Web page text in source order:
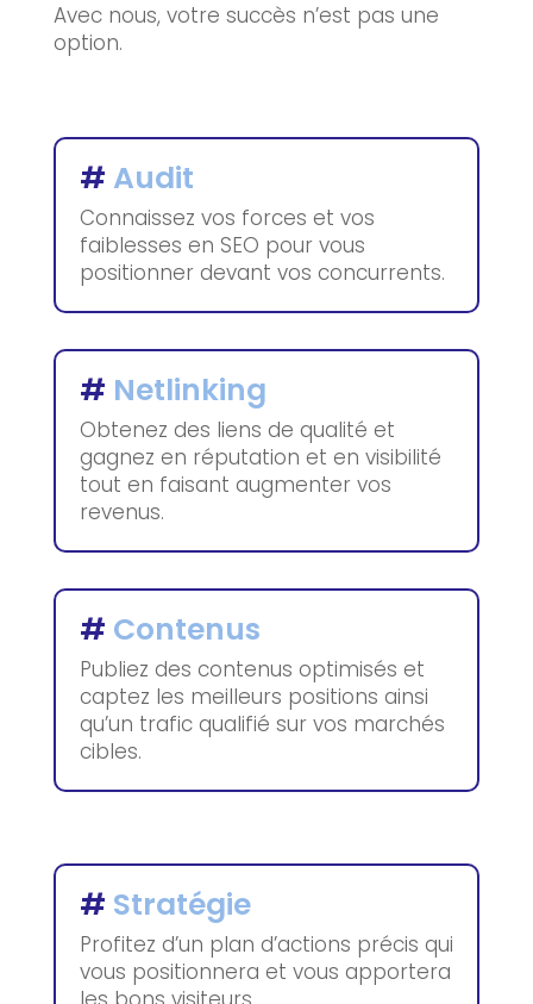
Avec nous, votre succès n’est pas une
option.
# Audit
Connaissez vos forces et vos
faiblesses en SEO pour vous
positionner devant vos concurrents.
# Netlinking
Obtenez des liens de qualité et
gagnez en réputation et en visibilité
tout en faisant augmenter vos
revenus.
# Contenus
Publiez des contenus optimisés et
captez les meilleurs positions ainsi
qu’un trafic qualifié sur vos marchés
cibles.
# Stratégie
Profitez d’un plan d’actions précis qui
vous positionnera et vous apportera